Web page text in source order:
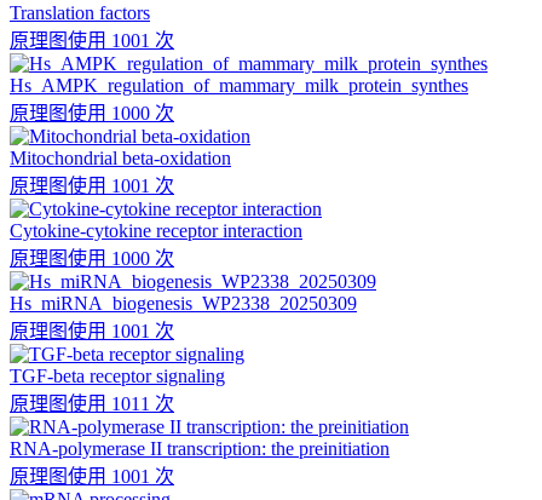
Translation factors
原理图使用 1001 次
Hs_AMPK_regulation_of_mammary_milk_protein_synthes
原理图使用 1000 次
Mitochondrial beta-oxidation
原理图使用 1001 次
Cytokine-cytokine receptor interaction
原理图使用 1000 次
Hs_miRNA_biogenesis_WP2338_20250309
原理图使用 1001 次
TGF-beta receptor signaling
原理图使用 1011 次
RNA-polymerase II transcription: the preinitiation
原理图使用 1001 次